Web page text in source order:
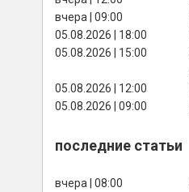
вчера | 09:00
05.08.2026 | 18:00
05.08.2026 | 15:00
05.08.2026 | 12:00
05.08.2026 | 09:00
последние статьи
вчера | 08:00